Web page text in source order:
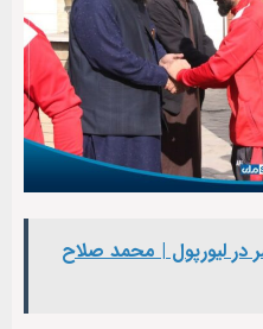
در لیورپول | محمد صلاح